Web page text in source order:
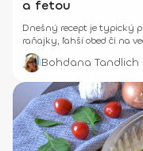
a fetou
Dnešný recept je typický
raňajky, ľahší obed či na
červenou cibuľou.
Bohdana Tandlich